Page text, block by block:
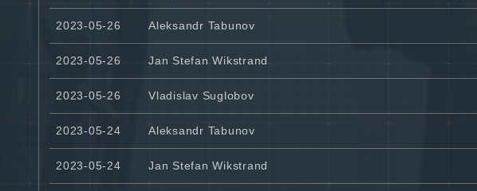
2023-05-26 Aleksandr Tabunov
2023-05-26 Jan Stefan Wikstrand
2023-05-26 Vladislav Suglobov
2023-05-24 Aleksandr Tabunov
2023-05-24 Jan Stefan Wikstrand